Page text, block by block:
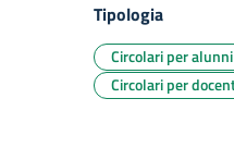
Tipologia
Circolari per
Circolari per